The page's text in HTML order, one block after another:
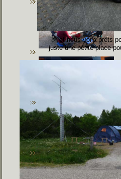
et nous voila prêts
juste une petite place